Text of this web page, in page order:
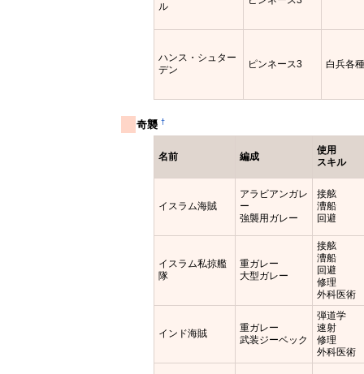
ル
ハンス・シュター
デン
ピンネース3 白兵各
奇襲†
名前 編成
使用
スキル
イスラム海賊
アラビアンガレ
ー
強襲用ガレー
接舷
漕船
回避
イスラム私掠艦
隊
重ガレー
大型ガレー
接舷
漕船
回避
修理
外科医術
インド海賊
重ガレー
武装ジーベック
弾道学
速射
修理
外科医術